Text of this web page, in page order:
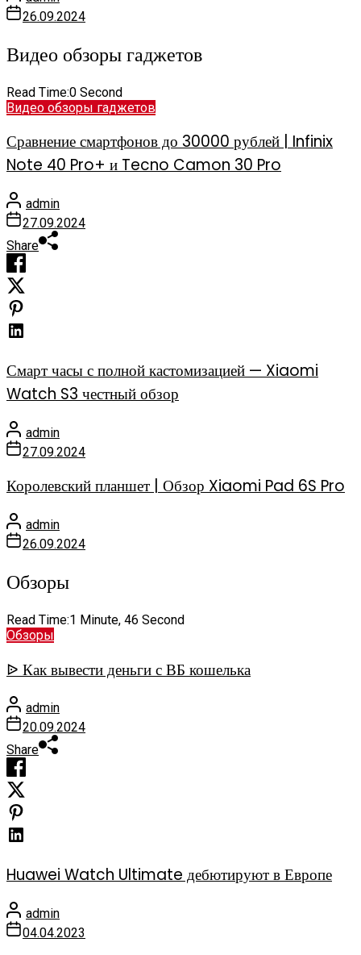
26.09.2024
Видео обзоры гаджетов
Read Time:0 Second
Видео обзоры гаджетов
Сравнение смартфонов до 30000 рублей | Infinix
Note 40 Pro+ и Tecno Camon 30 Pro
admin
27.09.2024
Share
Смарт часы с полной кастомизацией — Xiaomi
Watch S3 честный обзор
admin
27.09.2024
Королевский планшет | Обзор Xiaomi Pad 6S Pro
admin
26.09.2024
Обзоры
Read Time:1 Minute, 46 Second
Обзоры
ᐉ Как вывести деньги с ВБ кошелька
admin
20.09.2024
Share
Huawei Watch Ultimate дебютируют в Европе
admin
04.04.2023